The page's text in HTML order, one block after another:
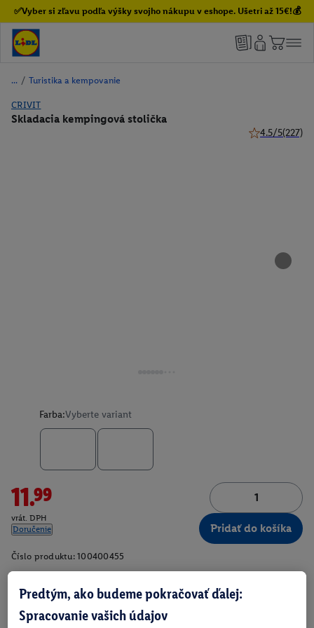
✅Vyber si zľavu podľa výšky svojho nákupu v eshope. Ušetri až 15€!💰
/ Turistika a kempovanie
CRIVIT
Skladacia kempingová stolička
4.5/5(227)
Farba:Vyberte variant
11.99
vrát. DPH
Doručenie
Pridať do košíka
Číslo produktu: 100400455
Predtým, ako budeme pokračovať ďalej:
Spracovanie vašich údajov